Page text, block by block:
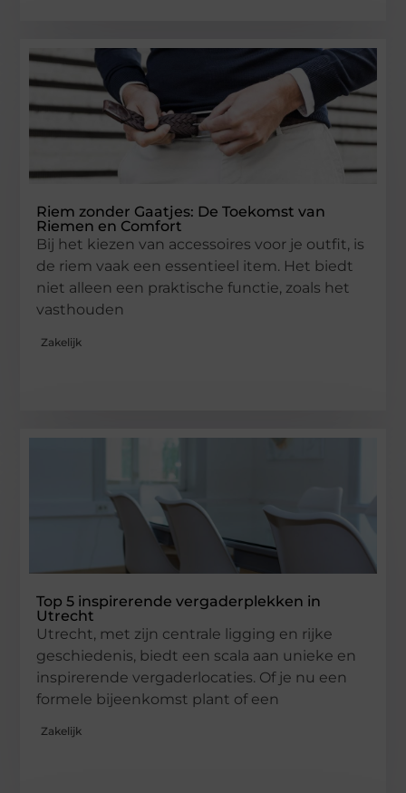
Riem zonder Gaatjes: De Toekomst van
Riemen en Comfort
Bij het kiezen van accessoires voor je outfit, is
de riem vaak een essentieel item. Het biedt
niet alleen een praktische functie, zoals het
vasthouden
Zakelijk
Top 5 inspirerende vergaderplekken in
Utrecht
Utrecht, met zijn centrale ligging en rijke
geschiedenis, biedt een scala aan unieke en
inspirerende vergaderlocaties. Of je nu een
formele bijeenkomst plant of een
Zakelijk